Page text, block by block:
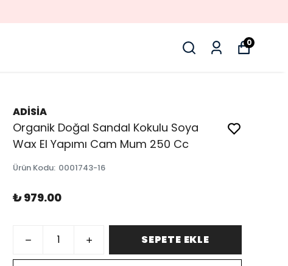
0
ADİSİA
Organik Doğal Sandal Kokulu Soya
Wax El Yapımı Cam Mum 250 Cc
Ürün Kodu: 0001743-16
₺ 979.00
SEPETE EKLE